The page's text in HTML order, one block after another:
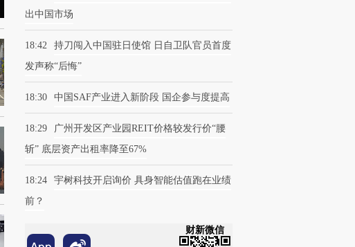
出中国市场
18:42
持刀闯入中国驻日使馆 日自卫队官员首度
发声称“后悔”
18:30 中国SAF产业进入新阶段 国企参与度提高
18:29
广州开发区产业园REIT价格较发行价“腰
斩” 底层资产出租率降至67%
18:24
宇树科技开启询价 具身智能估值跑在业绩
前？
财新微信